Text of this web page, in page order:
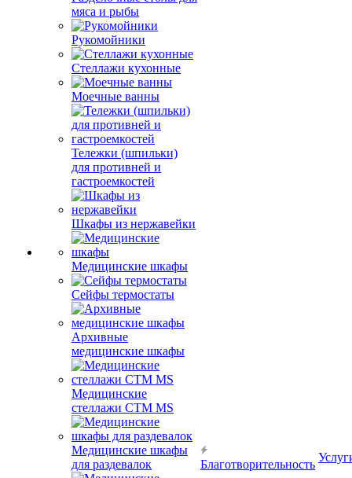
мяса и рыбы
Рукомойники
Стеллажи кухонные
Моечные ванны
Тележки (шпильки)
для противней и
гастроемкостей
Шкафы из нержавейки
Медицинские шкафы
Сейфы термостаты
Архивные
медицинские шкафы
Медицинские
стеллажи CTM MS
Медицинские шкафы
для раздевалок
Благотворительность